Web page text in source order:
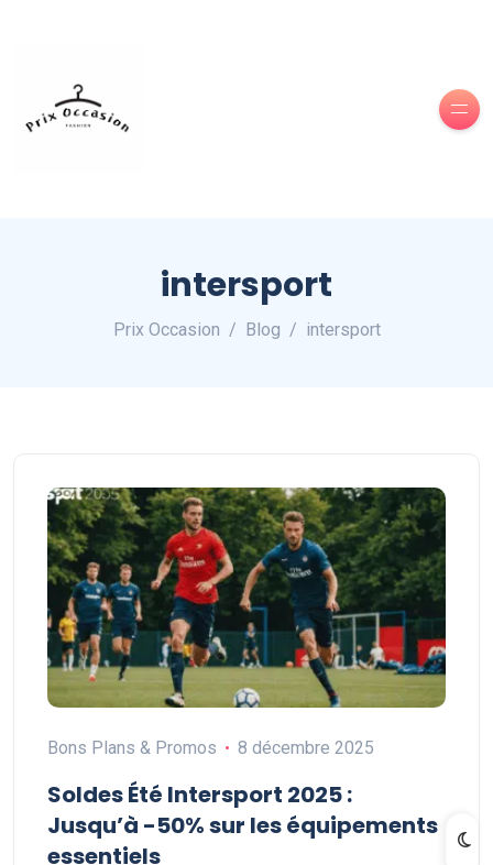
intersport
Prix Occasion Blog intersport
Bons Plans & Promos 8 décembre 2025
Soldes Été Intersport 2025 :
Jusqu’à -50% sur les équipements
essentiels